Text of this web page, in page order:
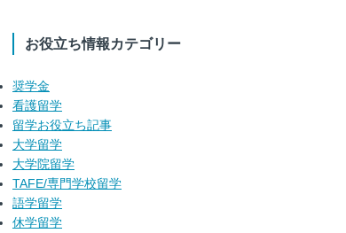
お役立ち情報カテゴリー
奨学金
看護留学
留学お役立ち記事
大学留学
大学院留学
TAFE/専門学校留学
語学留学
休学留学